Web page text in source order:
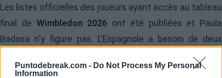
Puntodebreak.com - Do Not Process My Personal
Information
Les listes officielles des joueurs ayant accès au tableau
final de Wimbledon 2026 ont été publiées et Paula
Badosa n'y figure pas. L'Espagnole a besoin de deux
absences pour accéder au tableau final car le cut s'est
produit au 101e rang mondial, détenu par Sinja Kraus,